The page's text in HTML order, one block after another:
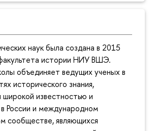
наук была создана в 2015
истории НИУ ВШЭ.
объединяет ведущих ученых в
исторического знания,
широкой известностью и
России и международном
сообществе, являющихся